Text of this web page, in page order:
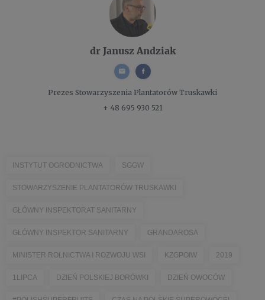
dr Janusz Andziak
Prezes Stowarzyszenia Plantatorów Truskawki
+ 48 695 930 521
INSTYTUT OGRODNICTWA SGGW
STOWARZYSZENIE PLANTATORÓW TRUSKAWKI
GŁÓWNY INSPEKTORAT SANITARNY
GŁÓWNY INSPEKTOR SANITARNY GRANDAROSA
MINISTER ROLNICTWA I ROZWOJU WSI KZGPOIW 2019
1LIPCA DZIEŃ POLSKIEJ BORÓWKI DZIEŃ OWOCÓW